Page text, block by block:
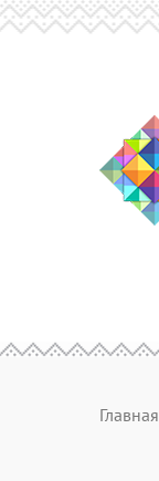
Главная